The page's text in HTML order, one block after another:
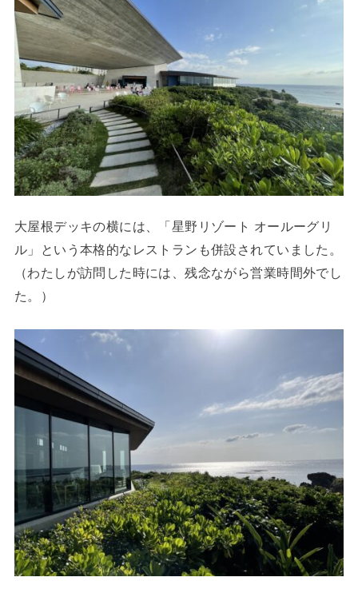
大屋根デッキの横には、「星野リゾート オールーグリ
ル」という本格的なレストランも併設されていました。
（わたしが訪問した時には、残念ながら営業時間外でし
た。）